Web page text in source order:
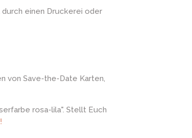
einen Druckerei oder
von Save-the-Date Karten,
rosa-lila". Stellt Euch